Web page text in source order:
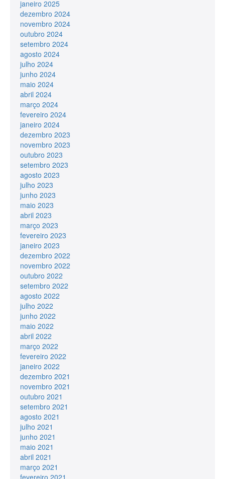
janeiro 2025
dezembro 2024
novembro 2024
outubro 2024
setembro 2024
agosto 2024
julho 2024
junho 2024
maio 2024
abril 2024
março 2024
fevereiro 2024
janeiro 2024
dezembro 2023
novembro 2023
outubro 2023
setembro 2023
agosto 2023
julho 2023
junho 2023
maio 2023
abril 2023
março 2023
fevereiro 2023
janeiro 2023
dezembro 2022
novembro 2022
outubro 2022
setembro 2022
agosto 2022
julho 2022
junho 2022
maio 2022
abril 2022
março 2022
fevereiro 2022
janeiro 2022
dezembro 2021
novembro 2021
outubro 2021
setembro 2021
agosto 2021
julho 2021
junho 2021
maio 2021
abril 2021
março 2021
fevereiro 2021